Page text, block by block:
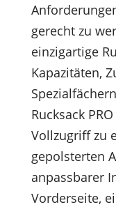
gerecht zu
einzigartige
Kapazitäten,
Rucksack
Vollzugriff zu
gepolsterten
anpassbarer
Vorderseite,